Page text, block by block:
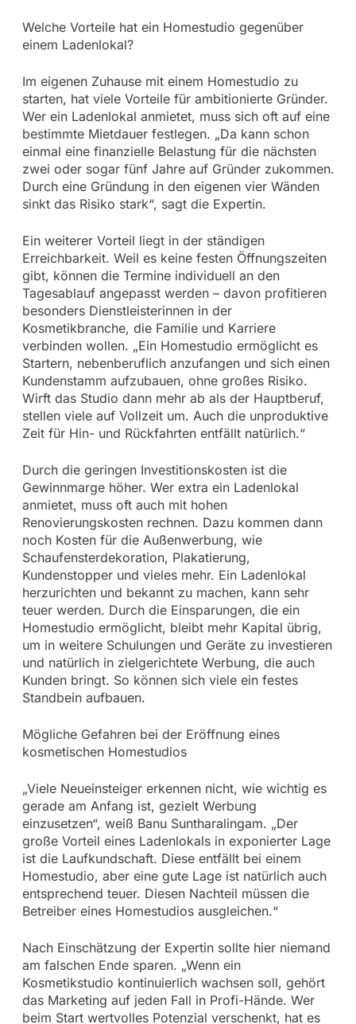
Welche Vorteile hat ein Homestudio gegenüber
einem Ladenlokal?
Im eigenen Zuhause mit einem Homestudio zu
starten, hat viele Vorteile für ambitionierte Gründer.
Wer ein Ladenlokal anmietet, muss sich oft auf eine
bestimmte Mietdauer festlegen. „Da kann schon
einmal eine finanzielle Belastung für die nächsten
zwei oder sogar fünf Jahre auf Gründer zukommen.
Durch eine Gründung in den eigenen vier Wänden
sinkt das Risiko stark“, sagt die Expertin.
Ein weiterer Vorteil liegt in der ständigen
Erreichbarkeit. Weil es keine festen Öffnungszeiten
gibt, können die Termine individuell an den
Tagesablauf angepasst werden – davon profitieren
besonders Dienstleisterinnen in der
Kosmetikbranche, die Familie und Karriere
verbinden wollen. „Ein Homestudio ermöglicht es
Startern, nebenberuflich anzufangen und sich einen
Kundenstamm aufzubauen, ohne großes Risiko.
Wirft das Studio dann mehr ab als der Hauptberuf,
stellen viele auf Vollzeit um. Auch die unproduktive
Zeit für Hin- und Rückfahrten entfällt natürlich.“
Durch die geringen Investitionskosten ist die
Gewinnmarge höher. Wer extra ein Ladenlokal
anmietet, muss oft auch mit hohen
Renovierungskosten rechnen. Dazu kommen dann
noch Kosten für die Außenwerbung, wie
Schaufensterdekoration, Plakatierung,
Kundenstopper und vieles mehr. Ein Ladenlokal
herzurichten und bekannt zu machen, kann sehr
teuer werden. Durch die Einsparungen, die ein
Homestudio ermöglicht, bleibt mehr Kapital übrig,
um in weitere Schulungen und Geräte zu investieren
und natürlich in zielgerichtete Werbung, die auch
Kunden bringt. So können sich viele ein festes
Standbein aufbauen.
Mögliche Gefahren bei der Eröffnung eines
kosmetischen Homestudios
„Viele Neueinsteiger erkennen nicht, wie wichtig es
gerade am Anfang ist, gezielt Werbung
einzusetzen“, weiß Banu Suntharalingam. „Der
große Vorteil eines Ladenlokals in exponierter Lage
ist die Laufkundschaft. Diese entfällt bei einem
Homestudio, aber eine gute Lage ist natürlich auch
entsprechend teuer. Diesen Nachteil müssen die
Betreiber eines Homestudios ausgleichen.“
Nach Einschätzung der Expertin sollte hier niemand
am falschen Ende sparen. „Wenn ein
Kosmetikstudio kontinuierlich wachsen soll, gehört
das Marketing auf jeden Fall in Profi-Hände. Wer
beim Start wertvolles Potenzial verschenkt, hat es